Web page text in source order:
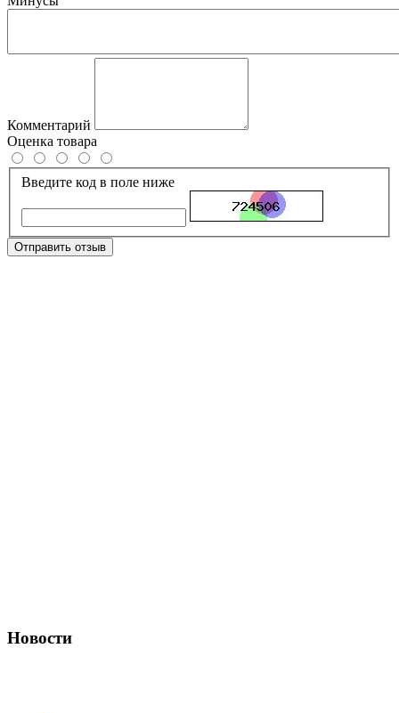
Комментарий
Оценка товара
Введите код в поле ниже
Отправить отзыв
Новости